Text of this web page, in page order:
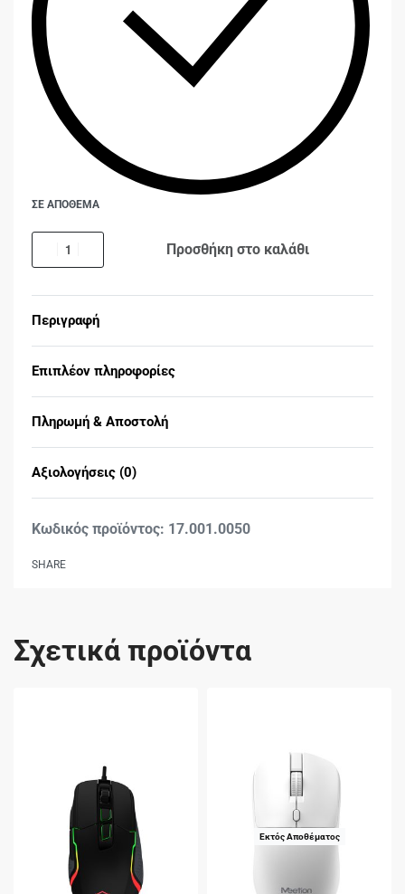
ΣΕ ΑΠΟΘΕΜΑ
Προσθήκη στο καλάθι
Περιγραφή
Επιπλέον πληροφορίες
Πληρωμή & Αποστολή
Αξιολογήσεις (0)
17.001.0050
SHARE
Σχετικά προϊόντα
Εκτός Αποθέματος